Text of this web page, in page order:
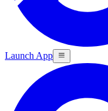
Launch App